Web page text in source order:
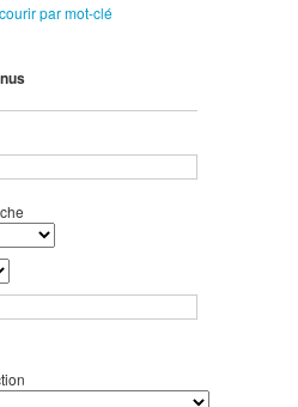
par mot-clé